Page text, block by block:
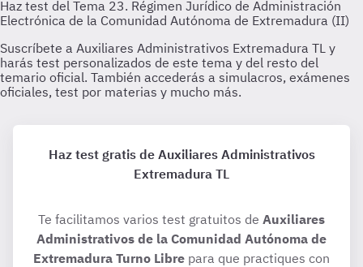
Haz test gratis de Auxiliares Administrativos
Extremadura TL
Te facilitamos varios test gratuitos de Auxiliares
Administrativos de la Comunidad Autónoma de
Extremadura Turno Libre para que practiques con